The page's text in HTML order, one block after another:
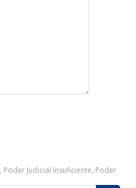
, Poder Judicial Insuficiente, Poder